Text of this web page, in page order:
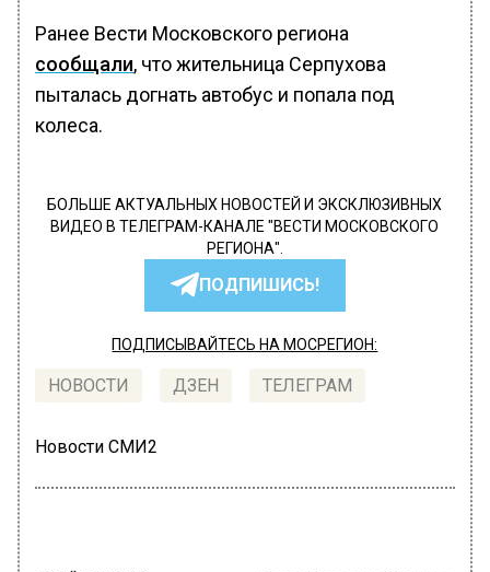
Ранее Вести Московского региона
сообщали, что жительница Серпухова
пыталась догнать автобус и попала под
колеса.
БОЛЬШЕ АКТУАЛЬНЫХ НОВОСТЕЙ И ЭКСКЛЮЗИВНЫХ
ВИДЕО В ТЕЛЕГРАМ-КАНАЛЕ "ВЕСТИ МОСКОВСКОГО
РЕГИОНА".
ПОДПИШИСЬ!
ПОДПИСЫВАЙТЕСЬ НА МОСРЕГИОН:
НОВОСТИ ДЗЕН ТЕЛЕГРАМ
Новости СМИ2